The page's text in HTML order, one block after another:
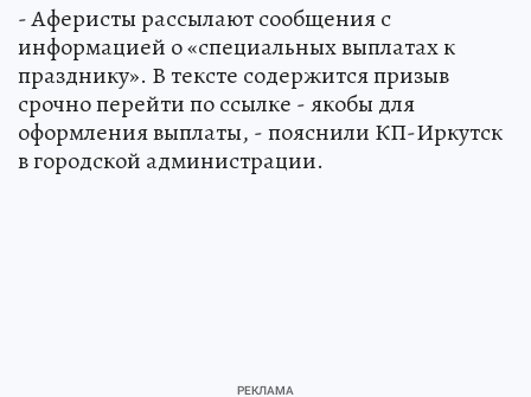
- Аферисты рассылают сообщения с
информацией о «специальных выплатах к
празднику». В тексте содержится призыв
срочно перейти по ссылке - якобы для
оформления выплаты, - пояснили КП-Иркутск
в городской администрации.